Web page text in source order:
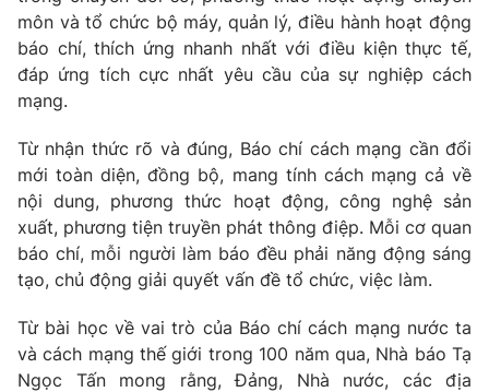
môn và tổ chức bộ máy, quản lý, điều hành hoạt động
báo chí, thích ứng nhanh nhất với điều kiện thực tế,
đáp ứng tích cực nhất yêu cầu của sự nghiệp cách
mạng.
Từ nhận thức rõ và đúng, Báo chí cách mạng cần đổi
mới toàn diện, đồng bộ, mang tính cách mạng cả về
nội dung, phương thức hoạt động, công nghệ sản
xuất, phương tiện truyền phát thông điệp. Mỗi cơ quan
báo chí, mỗi người làm báo đều phải năng động sáng
tạo, chủ động giải quyết vấn đề tổ chức, việc làm.
Từ bài học về vai trò của Báo chí cách mạng nước ta
và cách mạng thế giới trong 100 năm qua, Nhà báo Tạ
Ngọc Tấn mong rằng, Đảng, Nhà nước, các địa